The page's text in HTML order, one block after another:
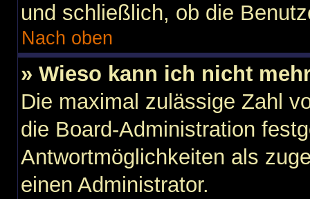
und schließlich, ob die
Nach oben
» Wieso kann ich nicht
Die maximal zulässige Zahl
die Board-Administration
Antwortmöglichkeiten als
einen Administrator.